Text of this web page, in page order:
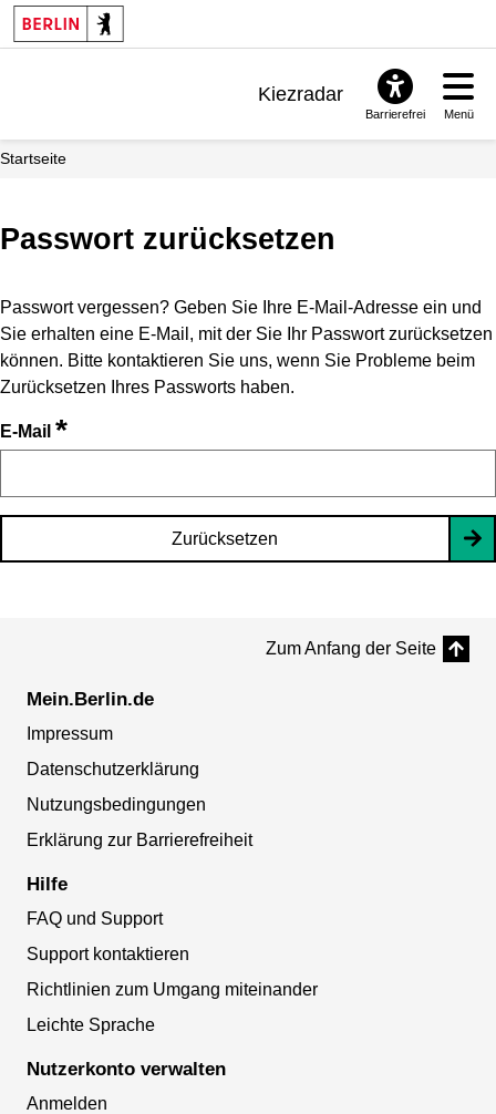
Kiezradar
Barrierefrei Menü
Startseite
Passwort zurücksetzen
Passwort vergessen? Geben Sie Ihre E-Mail-Adresse ein und
Sie erhalten eine E-Mail, mit der Sie Ihr Passwort zurücksetzen
können. Bitte kontaktieren Sie uns, wenn Sie Probleme beim
Zurücksetzen Ihres Passworts haben.
E-Mail *
Zurücksetzen
Zum Anfang der Seite
Mein.Berlin.de
Impressum
Datenschutzerklärung
Nutzungsbedingungen
Erklärung zur Barrierefreiheit
Hilfe
FAQ und Support
Support kontaktieren
Richtlinien zum Umgang miteinander
Leichte Sprache
Nutzerkonto verwalten
Anmelden